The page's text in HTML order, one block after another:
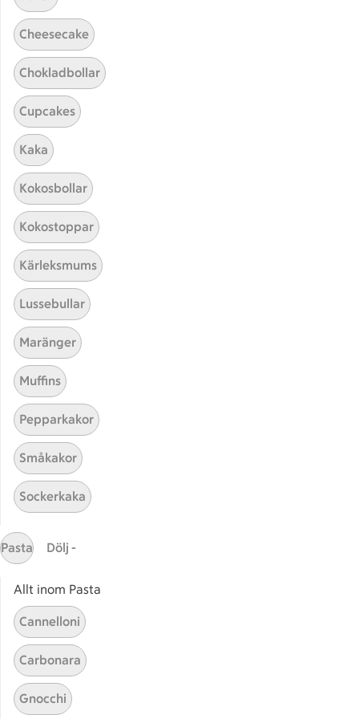
Hittade inget recept
Testa att söka på något nytt, eller ta bort något av
Sorbet
Här hittar du alla goda recept du har sparat och
Start
Cheesecake
Chokladbollar
Cupcakes
Kaka
Kokosbollar
Kokostoppar
Kärleksmums
Lussebullar
Maränger
Muffins
Pepparkakor
Småkakor
Sockerkaka
Pasta Dölj -
Allt inom Pasta
Cannelloni
Carbonara
Gnocchi